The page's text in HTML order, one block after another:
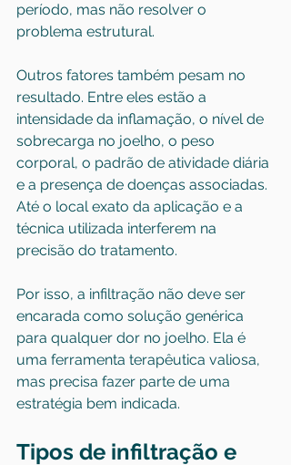
período, mas não resolver o
problema estrutural.
Outros fatores também pesam no
resultado. Entre eles estão a
intensidade da inflamação, o nível de
sobrecarga no joelho, o peso
corporal, o padrão de atividade diária
e a presença de doenças associadas.
Até o local exato da aplicação e a
técnica utilizada interferem na
precisão do tratamento.
Por isso, a infiltração não deve ser
encarada como solução genérica
para qualquer dor no joelho. Ela é
uma ferramenta terapêutica valiosa,
mas precisa fazer parte de uma
estratégia bem indicada.
Tipos de infiltração e